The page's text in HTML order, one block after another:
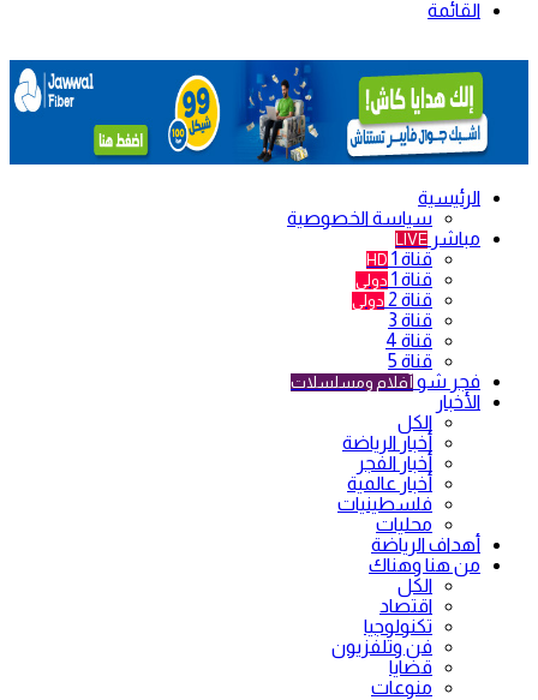
القائمة
الرئيسية
سياسة الخصوصية
مباشر LIVE
قناة 1 HD
قناة 1 دولي
قناة 2 دولي
قناة 3
قناة 4
قناة 5
فجر شو أفلام ومسلسلات
الأخبار
الكل
أخبار الرياضة
أخبار الفجر
أخبار عالمية
فلسطينيات
محليات
أهداف الرياضة
من هنا وهناك
الكل
اقتصاد
تكنولوجيا
فن وتلفزيون
قضايا
منوعات